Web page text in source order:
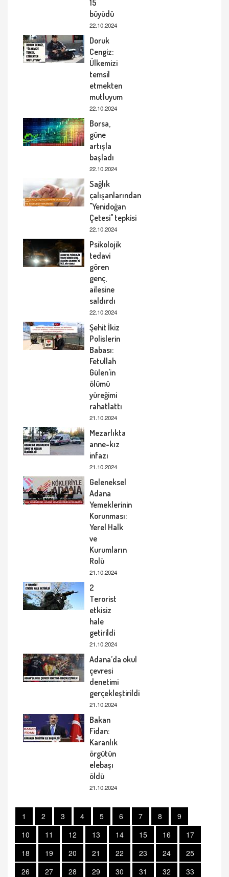
15
büyüdü
22.10.2024
Doruk
Cengiz:
Ülkemizi
temsil
etmekten
mutluyum
22.10.2024
Borsa,
güne
artışla
başladı
22.10.2024
Sağlık
çalışanlarından
"Yenidoğan
Çetesi" tepkisi
22.10.2024
Psikolojik
tedavi
gören
genç,
ailesine
saldırdı
22.10.2024
Şehit İkiz
Polislerin
Babası:
Fetullah
Gülen'in
ölümü
yüreğimi
rahatlattı
21.10.2024
Mezarlıkta
anne-kız
infazı
21.10.2024
Geleneksel
Adana
Yemeklerinin
Korunması:
Yerel Halk
ve
Kurumların
Rolü
21.10.2024
2
Terorist
etkisiz
hale
getirildi
21.10.2024
Adana’da okul
çevresi
denetimi
gerçekleştirildi
21.10.2024
Bakan
Fidan:
Karanlık
örgütün
elebaşı
öldü
21.10.2024
1 2 3 4 5 6 7 8
9
10
11 12 13 14 15 16
17
18
19 20 21 22 23 24
25
26
27 28 29 30 31 32
33